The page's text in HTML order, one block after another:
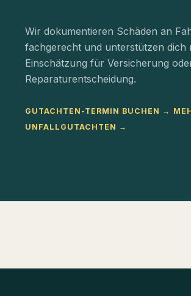
Wir dokumentieren Schäden an
fachgerecht und unterstützen dich
Einschätzung für Versicherung
Reparaturentscheidung.
GUTACHTEN-TERMIN BUCHEN →
UNFALLGUTACHTEN →